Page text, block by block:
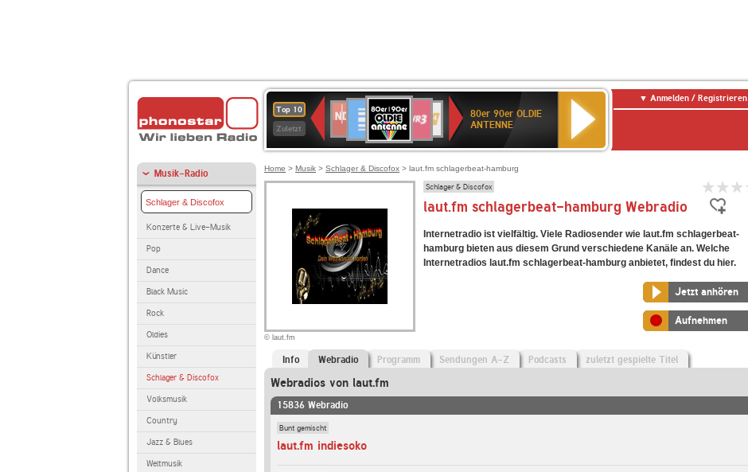
Top 10
Zuletzt
Deutschlandfunk
80er
90er
OLDIE
ANTENNE
SWR3
SWR
Kultur
NDR
2
80er 90er OLDIE
ANTENNE
Anmelden / Registrieren
Musik-Radio
Schlager & Discofox
Konzerte & Live-Musik
Pop
Dance
Black Music
Rock
Oldies
Künstler
Schlager & Discofox
Volksmusik
Country
Jazz & Blues
Weltmusik
Home > Musik > Schlager & Discofox > laut.fm schlagerbeat-hamburg
© laut.fm
Schlager & Discofox
laut.fm schlagerbeat-hamburg Webradio
Internetradio ist vielfältig. Viele Radiosender wie laut.fm schlagerbeat-
hamburg bieten aus diesem Grund verschiedene Kanäle an. Welche
Internetradios laut.fm schlagerbeat-hamburg anbietet, findest du hier.
Jetzt anhören
Aufnehmen
Info Webradio Programm Sendungen A-Z Podcasts zuletzt gespielte Titel
Webradios von laut.fm
15836 Webradio
Bunt gemischt
laut.fm indiesoko